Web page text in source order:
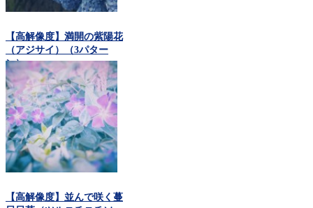
【高解像度】満開の紫陽花
（アジサイ）（3パター
ン）
【高解像度】並んで咲く蔓